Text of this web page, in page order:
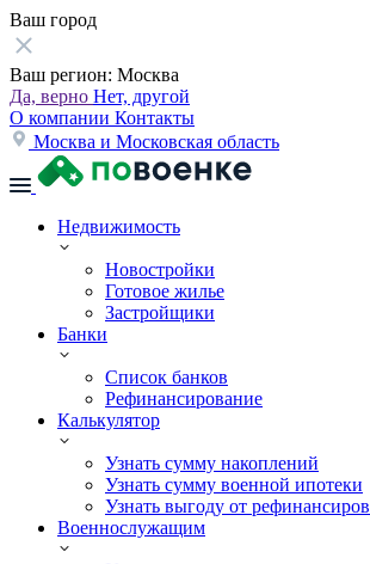
Ваш город
Ваш регион: Москва
Да, верно Нет, другой
О компании Контакты
Москва и Московская область
Недвижимость
Новостройки
Готовое жилье
Застройщики
Банки
Список банков
Рефинансирование
Калькулятор
Узнать сумму накоплений
Узнать сумму военной ипотеки
Узнать выгоду от
Военнослужащим